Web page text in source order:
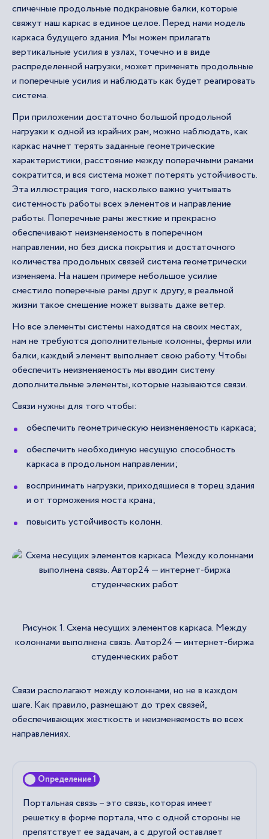
спичечные продольные подкрановые балки, которые
свяжут наш каркас в единое целое. Перед нами модель
каркаса будущего здания. Мы можем прилагать
вертикальные усилия в узлах, точечно и в виде
распределенной нагрузки, может применять продольные
и поперечные усилия и наблюдать как будет реагировать
система.
При приложении достаточно большой продольной
нагрузки к одной из крайних рам, можно наблюдать, как
каркас начнет терять заданные геометрические
характеристики, расстояние между поперечными рамами
сократится, и вся система может потерять устойчивость.
Эта иллюстрация того, насколько важно учитывать
системность работы всех элементов и направление
работы. Поперечные рамы жесткие и прекрасно
обеспечивают неизменяемость в поперечном
направлении, но без диска покрытия и достаточного
количества продольных связей система геометрически
изменяема. На нашем примере небольшое усилие
сместило поперечные рамы друг к другу, в реальной
жизни такое смещение может вызвать даже ветер.
Но все элементы системы находятся на своих местах,
нам не требуются дополнительные колонны, фермы или
балки, каждый элемент выполняет свою работу. Чтобы
обеспечить неизменяемость мы вводим систему
дополнительные элементы, которые называются связи.
Связи нужны для того чтобы:
обеспечить геометрическую неизменяемость каркаса;
обеспечить необходимую несущую способность
каркаса в продольном направлении;
воспринимать нагрузки, приходящиеся в торец здания
и от торможения моста крана;
повысить устойчивость колонн.
Рисунок 1. Схема несущих элементов каркаса. Между
колоннами выполнена связь. Автор24 — интернет-биржа
студенческих работ
Связи располагают между колоннами, но не в каждом
шаге. Как правило, размещают до трех связей,
обеспечивающих жесткость и неизменяемость во всех
направлениях.
Определение 1
Портальная связь – это связь, которая имеет
решетку в форме портала, что с одной стороны не
препятствует ее задачам, а с другой оставляет